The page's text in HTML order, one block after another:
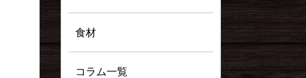
食材
コラム一覧